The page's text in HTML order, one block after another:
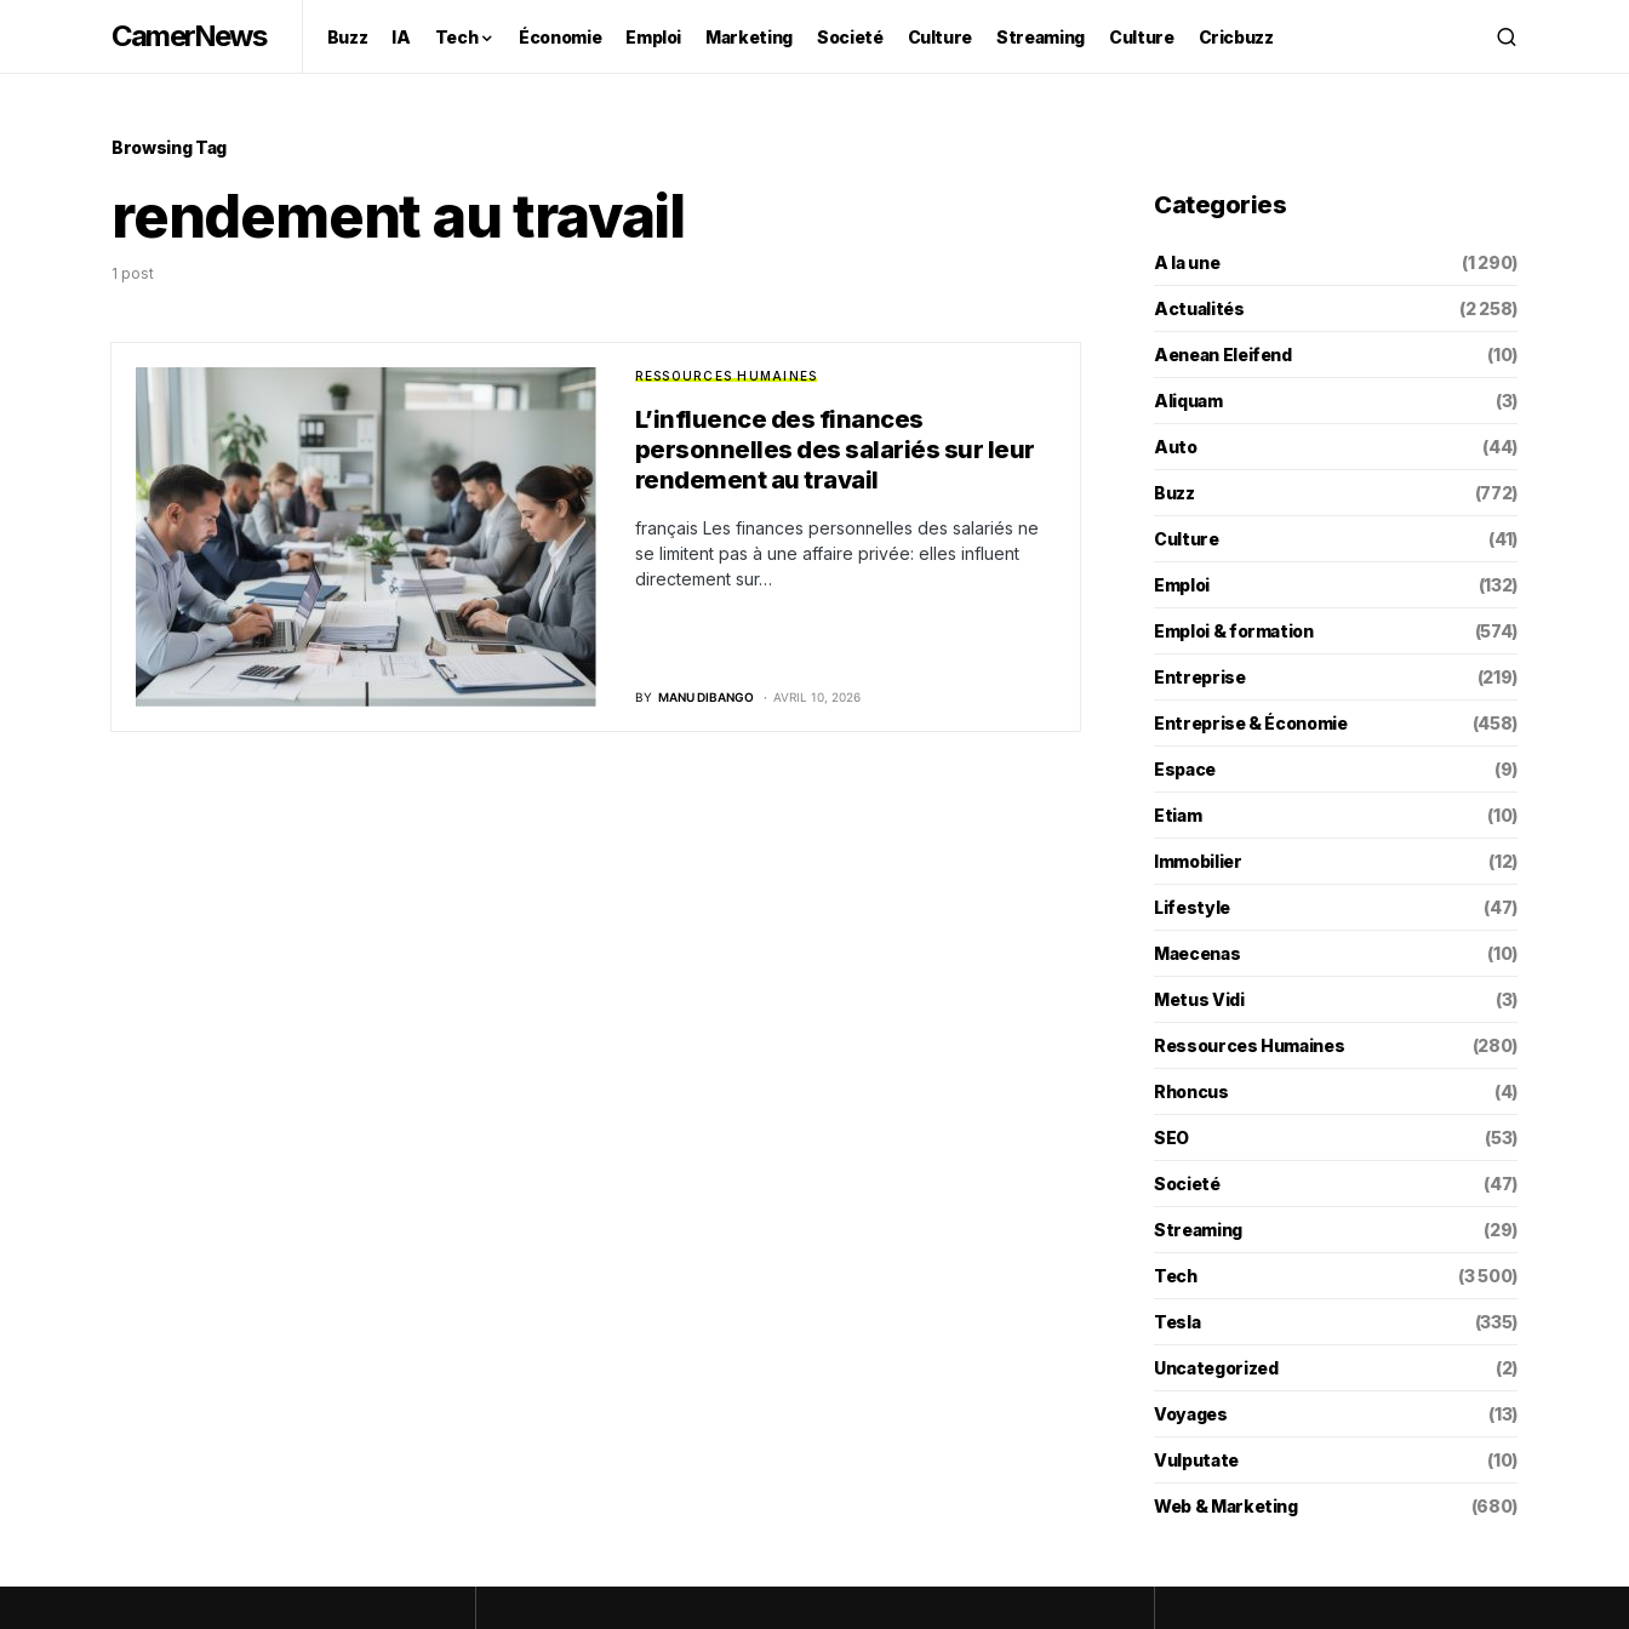
CamerNews Buzz IA Tech Économie Emploi Marketing Societé Culture Streaming Culture Cricbuzz
Browsing Tag
rendement au travail
1 post
RESSOURCES HUMAINES
L’influence des finances
personnelles des salariés sur leur
rendement au travail
français Les finances personnelles des salariés ne
se limitent pas à une affaire privée: elles influent
directement sur…
BY MANU DIBANGO AVRIL 10, 2026
Categories
A la une (1 290)
Actualités (2 258)
Aenean Eleifend (10)
Aliquam (3)
Auto (44)
Buzz (772)
Culture (41)
Emploi (132)
Emploi & formation (574)
Entreprise (219)
Entreprise & Économie (458)
Espace (9)
Etiam (10)
Immobilier (12)
Lifestyle (47)
Maecenas (10)
Metus Vidi (3)
Ressources Humaines (280)
Rhoncus (4)
SEO (53)
Societé (47)
Streaming (29)
Tech (3 500)
Tesla (335)
Uncategorized (2)
Voyages (13)
Vulputate (10)
Web & Marketing (680)